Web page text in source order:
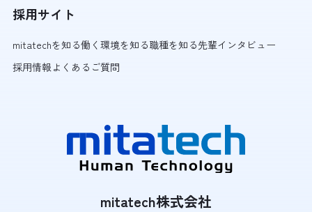
mitatech株式会社
採用サイト
mitatechを知る働く環境を知る職種を知る先輩インタビュー
採用情報よくあるご質問